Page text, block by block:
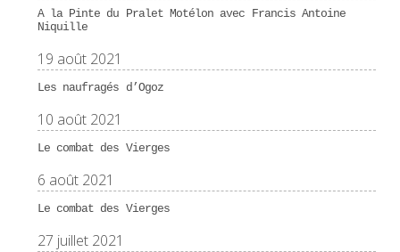
A la Pinte du Pralet Motélon avec Francis Antoine
Niquille
19 août 2021
Les naufragés d’Ogoz
10 août 2021
Le combat des Vierges
6 août 2021
Le combat des Vierges
27 juillet 2021